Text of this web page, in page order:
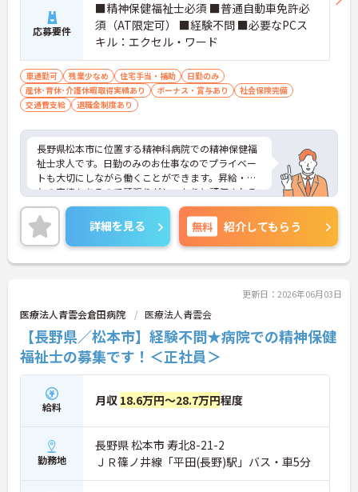
応募要件
■精神保健福祉士必須 ■普通自動車免許必
須（AT限定可） ■経験不問 ■必要なPCス
キル：エクセル・ワード
車通勤可 残業少なめ 住宅手当・補助
日勤のみ
産休･育休･介護休暇取得実績あり
ボーナス・賞与あり
社会保険完備
交通費支給
退職金制度あり
長野県松本市に位置する精神科病院での精神保健福
祉士求人です。日勤のみのお仕事なのでプライベー
トも大切にしながら働くことができます。昇給・賞
与の実績もあるので頑張りがしっかりと評価される
環境です。ご興味のある方には、面接対策ポイント
等、さらに詳細をお話ししますのでお気軽にご相談
ください！
詳細を見る 無料 紹介してもらう
更新日：2026年06月03日
医療法人青雲会倉田病院 医療法人青雲会
【長野県／松本市】経験不問★病院での精神保健
福祉士の募集です！＜正社員＞
給料 月収 18.6万円～28.7万円程度
勤務地
長野県 松本市 寿北8-21-2
ＪＲ篠ノ井線「平田(長野)駅」バス・車5分